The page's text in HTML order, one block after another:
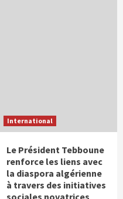
International
Le Président Tebboune
renforce les liens avec
la diaspora algérienne
à travers des initiatives
sociales novatrices